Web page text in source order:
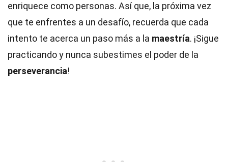
enriquece como personas. Así que, la próxima vez
que te enfrentes a un desafío, recuerda que cada
intento te acerca un paso más a la maestría. ¡Sigue
practicando y nunca subestimes el poder de la
perseverancia!